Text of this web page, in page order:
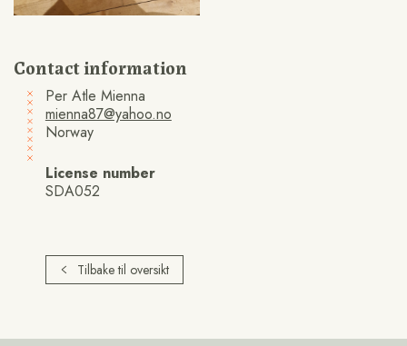
Contact information
Per Atle Mienna
mienna87@yahoo.no
Norway
License number
SDA052
Tilbake til oversikt